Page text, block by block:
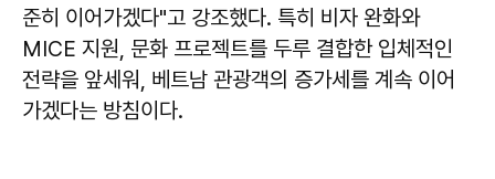
준히 이어가겠다"고 강조했다. 특히 비자 완화와
MICE 지원, 문화 프로젝트를 두루 결합한 입체적인
전략을 앞세워, 베트남 관광객의 증가세를 계속 이어
가겠다는 방침이다.